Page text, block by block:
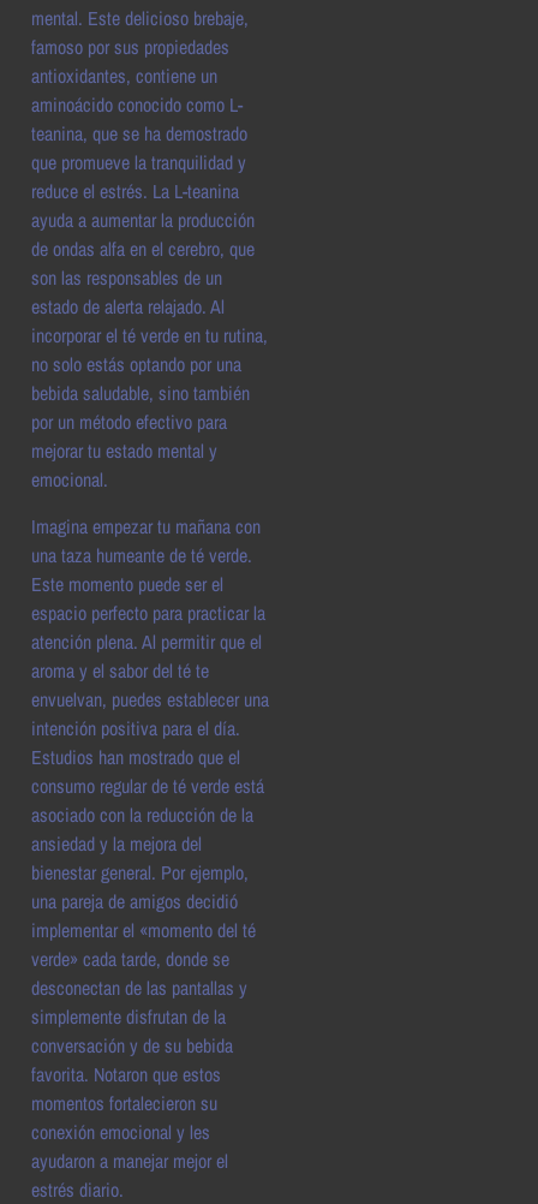
mental. Este delicioso brebaje,
famoso por sus propiedades
antioxidantes, contiene un
aminoácido conocido como L-
teanina, que se ha demostrado
que promueve la tranquilidad y
reduce el estrés. La L-teanina
ayuda a aumentar la producción
de ondas alfa en el cerebro, que
son las responsables de un
estado de alerta relajado. Al
incorporar el té verde en tu rutina,
no solo estás optando por una
bebida saludable, sino también
por un método efectivo para
mejorar tu estado mental y
emocional.
Imagina empezar tu mañana con
una taza humeante de té verde.
Este momento puede ser el
espacio perfecto para practicar la
atención plena. Al permitir que el
aroma y el sabor del té te
envuelvan, puedes establecer una
intención positiva para el día.
Estudios han mostrado que el
consumo regular de té verde está
asociado con la reducción de la
ansiedad y la mejora del
bienestar general. Por ejemplo,
una pareja de amigos decidió
implementar el «momento del té
verde» cada tarde, donde se
desconectan de las pantallas y
simplemente disfrutan de la
conversación y de su bebida
favorita. Notaron que estos
momentos fortalecieron su
conexión emocional y les
ayudaron a manejar mejor el
estrés diario.